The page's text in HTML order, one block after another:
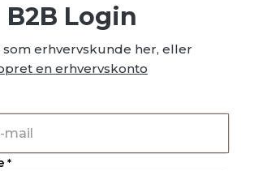
B2B Login
som erhvervskunde her, eller
en erhvervskonto
*